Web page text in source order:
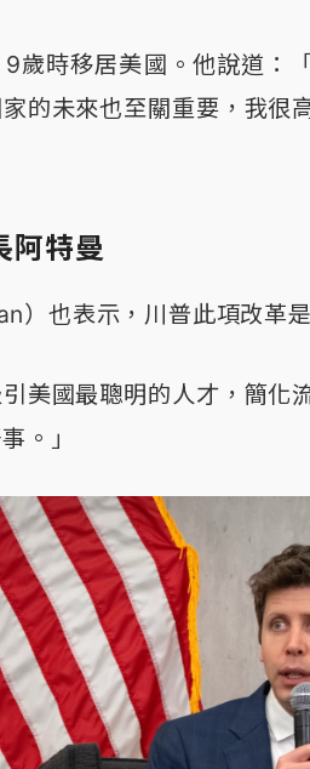
歲時移居美國。他說道：
的未來也至關重要，我很
阿特曼
）也表示，川普此項改革
美國最聰明的人才，簡化
。」